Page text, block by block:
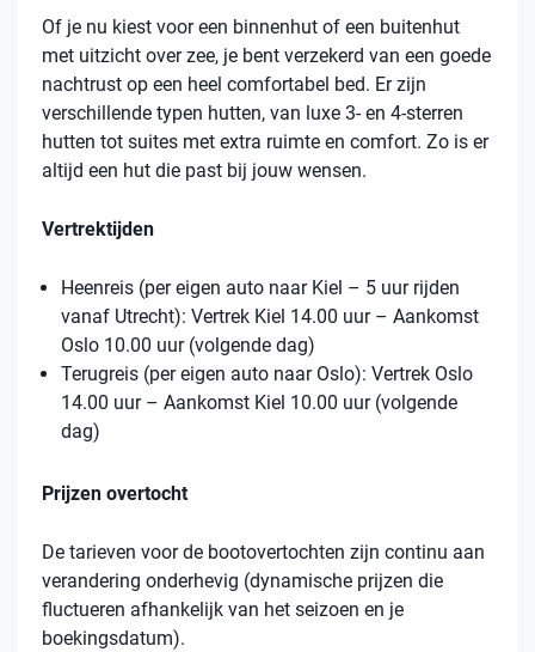
Of je nu kiest voor een binnenhut of een buitenhut
met uitzicht over zee, je bent verzekerd van een goede
nachtrust op een heel comfortabel bed. Er zijn
verschillende typen hutten, van luxe 3- en 4-sterren
hutten tot suites met extra ruimte en comfort. Zo is er
altijd een hut die past bij jouw wensen.
Vertrektijden
Heenreis (per eigen auto naar Kiel – 5 uur rijden
vanaf Utrecht): Vertrek Kiel 14.00 uur – Aankomst
Oslo 10.00 uur (volgende dag)
Terugreis (per eigen auto naar Oslo): Vertrek Oslo
14.00 uur – Aankomst Kiel 10.00 uur (volgende
dag)
Prijzen overtocht
De tarieven voor de bootovertochten zijn continu aan
verandering onderhevig (dynamische prijzen die
fluctueren afhankelijk van het seizoen en je
boekingsdatum).